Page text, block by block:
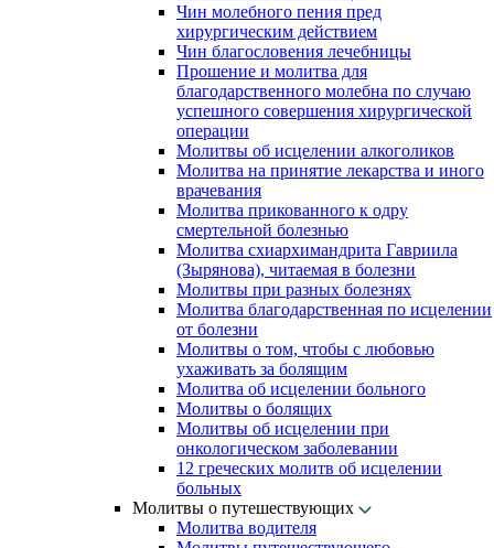
Чин молебного пения пред
хирургическим действием
Чин благословения лечебницы
Прошение и молитва для
благодарственного молебна по случаю
успешного совершения хирургической
операции
Молитвы об исцелении алкоголиков
Молитва на принятие лекарства и иного
врачевания
Молитва прикованного к одру
смертельной болезнью
Молитва схиархимандрита Гавриила
(Зырянова), читаемая в болезни
Молитвы при разных болезнях
Молитва благодарственная по исцелении
от болезни
Молитвы о том, чтобы с любовью
ухаживать за болящим
Молитва об исцелении больного
Молитвы о болящих
Молитвы об исцелении при
онкологическом заболевании
12 греческих молитв об исцелении
больных
Молитвы о путешествующих
Молитва водителя